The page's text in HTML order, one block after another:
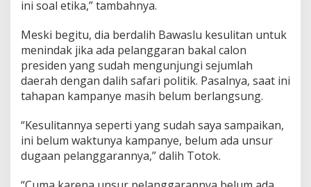
e
i
d
a
k
ini soal etika,” tambahnya.
Meski begitu, dia berdalih Bawaslu kesulitan untuk
menindak jika ada pelanggaran bakal calon
presiden yang sudah mengunjungi sejumlah
daerah dengan dalih safari politik. Pasalnya, saat ini
tahapan kampanye masih belum berlangsung.
“Kesulitannya seperti yang sudah saya sampaikan,
ini belum waktunya kampanye, belum ada unsur
dugaan pelanggarannya,” dalih Totok.